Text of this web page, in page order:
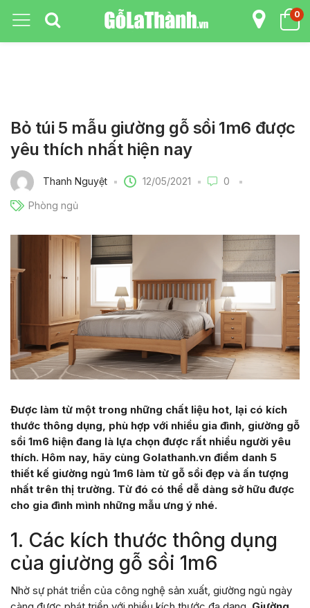
0
Bỏ túi 5 mẫu giường gỗ sồi 1m6 được
yêu thích nhất hiện nay
Thanh Nguyệt 12/05/2021 0
Phòng ngủ
Được làm từ một trong những chất liệu hot, lại có kích
thước thông dụng, phù hợp với nhiều gia đình, giường gỗ
sồi 1m6 hiện đang là lựa chọn được rất nhiều người yêu
thích. Hôm nay, hãy cùng Golathanh.vn điểm danh 5
thiết kế giường ngủ 1m6 làm từ gỗ sồi đẹp và ấn tượng
nhất trên thị trường. Từ đó có thể dễ dàng sở hữu được
cho gia đình mình những mẫu ưng ý nhé.
1. Các kích thước thông dụng
của giường gỗ sồi 1m6
Nhờ sự phát triển của công nghệ sản xuất, giường ngủ ngày